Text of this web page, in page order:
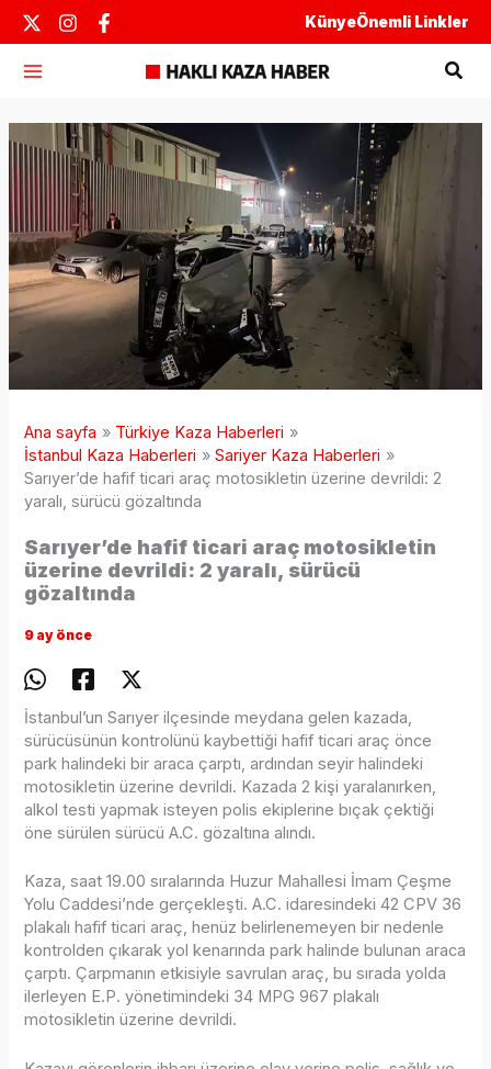
İçeriğe
atla
KünyeÖnemli Linkler
Ana sayfa
Türkiye Kaza Haberleri
İstanbul Kaza Haberleri
Sariyer Kaza Haberleri
Sarıyer’de hafif ticari araç motosikletin üzerine devrildi: 2
yaralı, sürücü gözaltında
Sarıyer’de hafif ticari araç motosikletin
üzerine devrildi: 2 yaralı, sürücü
gözaltında
9 ay önce
İstanbul’un Sarıyer ilçesinde meydana gelen kazada,
sürücüsünün kontrolünü kaybettiği hafif ticari araç önce
park halindeki bir araca çarptı, ardından seyir halindeki
motosikletin üzerine devrildi. Kazada 2 kişi yaralanırken,
alkol testi yapmak isteyen polis ekiplerine bıçak çektiği
öne sürülen sürücü A.C. gözaltına alındı.
Kaza, saat 19.00 sıralarında Huzur Mahallesi İmam Çeşme
Yolu Caddesi’nde gerçekleşti. A.C. idaresindeki 42 CPV 36
plakalı hafif ticari araç, henüz belirlenemeyen bir nedenle
kontrolden çıkarak yol kenarında park halinde bulunan araca
çarptı. Çarpmanın etkisiyle savrulan araç, bu sırada yolda
ilerleyen E.P. yönetimindeki 34 MPG 967 plakalı
motosikletin üzerine devrildi.